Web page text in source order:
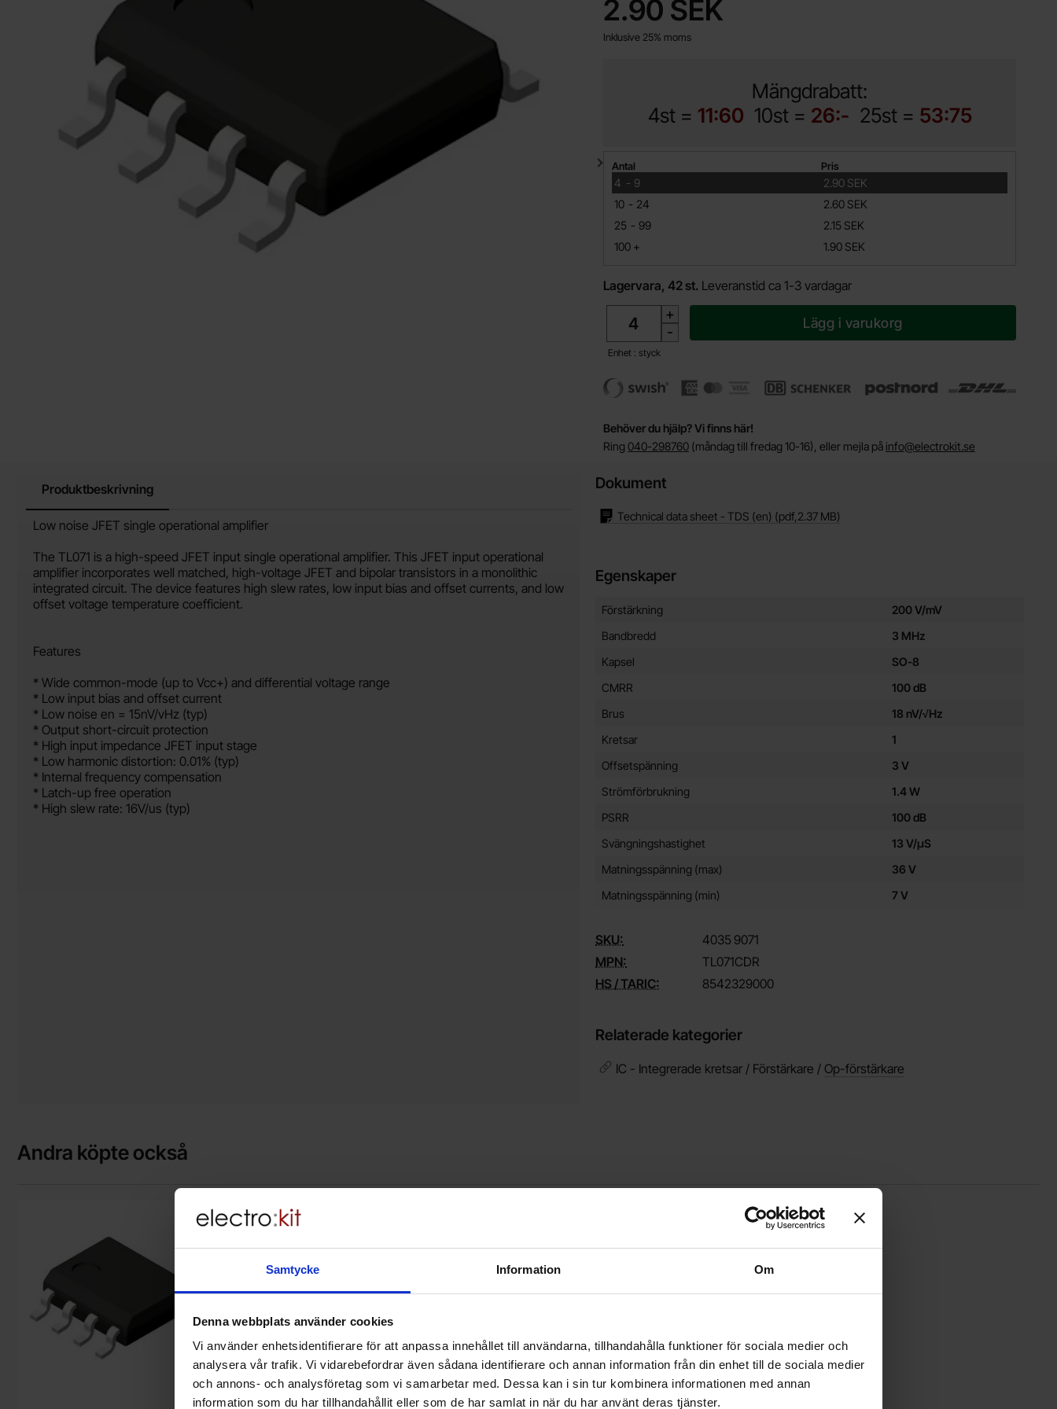
Samtycke Information Om
Denna webbplats använder cookies
Vi använder enhetsidentifierare för att anpassa innehållet till användarna, tillhandahålla funktioner för sociala medier och
analysera vår trafik. Vi vidarebefordrar även sådana identifierare och annan information från din enhet till de sociala medier
och annons- och analysföretag som vi samarbetar med. Dessa kan i sin tur kombinera informationen med annan
information som du har tillhandahållit eller som de har samlat in när du har använt deras tjänster.
pris
2.90 SEK
Inklusive 25% moms
Mängdrabatt:
4st = 11:60 10st = 26:- 25st = 53:75
Mängdrabatt
Antal Pris
4 -
till 9
2.90 SEK
10 -
till 24
2.60 SEK
25 -
till 99
2.15 SEK
100 +
till 1.90 SEK
Lagervara, 42 st. Leveranstid ca 1-3 vardagar
+
-
Enhet : styck
Lägg i varukorg
Behöver du hjälp? Vi finns här!
Ring 040-298760 (måndag till fredag 10-16), eller mejla på info@electrokit.se
Produktbeskrivning
Produktbeskrivning
Low noise JFET single operational amplifier
The TL071 is a high-speed JFET input single operational amplifier. This JFET input operational
amplifier incorporates well matched, high-voltage JFET and bipolar transistors in a monolithic
integrated circuit. The device features high slew rates, low input bias and offset currents, and low
offset voltage temperature coefficient.
Features
* Wide common-mode (up to Vcc+) and differential voltage range
* Low input bias and offset current
* Low noise en = 15nV/vHz (typ)
* Output short-circuit protection
* High input impedance JFET input stage
* Low harmonic distortion: 0.01% (typ)
* Internal frequency compensation
* Latch-up free operation
* High slew rate: 16V/us (typ)
Dokument
Technical data sheet - TDS (en) (pdf, 2.37 MB)
Egenskaper
Egenskaper/attribut för denna produkt
Attribut
Förstärkning
200 V/mV
Bandbredd
3 MHz
Kapsel
SO-8
CMRR
100 dB
Brus
18 nV/√Hz
Kretsar
1
Offsetspänning
3 V
Strömförbrukning
1.4 W
PSRR
100 dB
Svängningshastighet
13 V/µS
Matningsspänning (max)
36 V
Matningsspänning (min)
7 V
SKU: 4035 9071
MPN:
TL071CDR
HS / TARIC:
8542329000
Relaterade kategorier
IC - Integrerade kretsar / Förstärkare / Op-förstärkare
Andra köpte också
Makera tL072 SO-8 dual op-amp 3MHz som favoritMakera mMBT3904L SOT-23 NPN 40V 200mA som favoritMakera pC817C DIP-4 Optokopplare 35V 50mA som favoritMakera tL071 DIP-8 single op-amp som favorit